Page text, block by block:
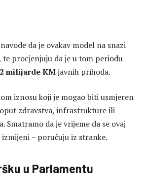
da je ovakav model na snazi
te procjenjuju da je u tom periodu
milijarde KMjavnih prihoda.
iznosu koji je mogao biti usmjeren
zdravstva, infrastrukture ili
Smatramo da je vrijeme da se ovaj
– poručuju iz stranke.
u Parlamentu